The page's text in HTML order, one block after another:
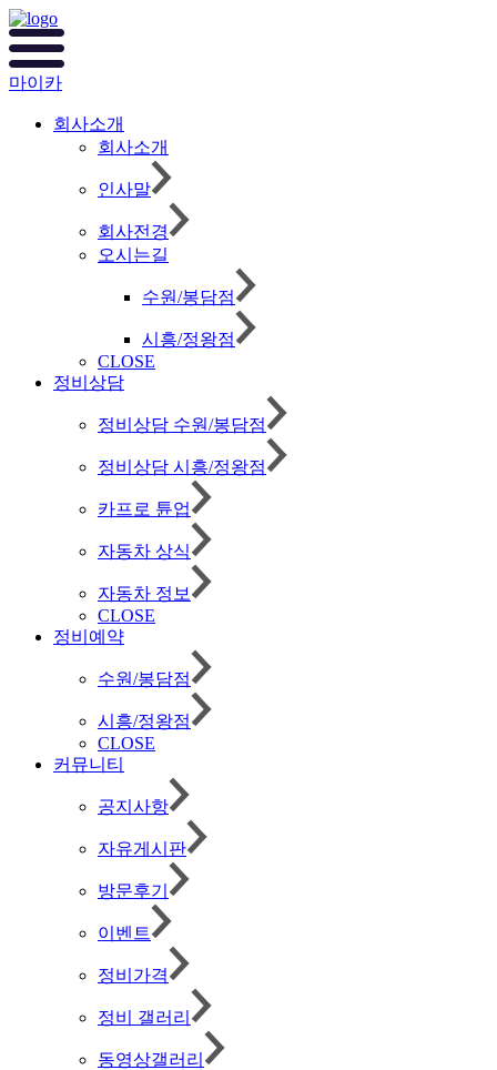
마이카
회사소개
회사소개
인사말
회사전경
오시는길
수원/봉담점
시흥/정왕점
CLOSE
정비상담
정비상담 수원/봉담점
정비상담 시흥/정왕점
카프로 튠업
자동차 상식
자동차 정보
CLOSE
정비예약
수원/봉담점
시흥/정왕점
CLOSE
커뮤니티
공지사항
자유게시판
방문후기
이벤트
정비가격
정비 갤러리
동영상갤러리